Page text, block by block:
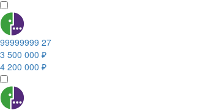
99999999 27
3 500 000 ₽
4 200 000 ₽